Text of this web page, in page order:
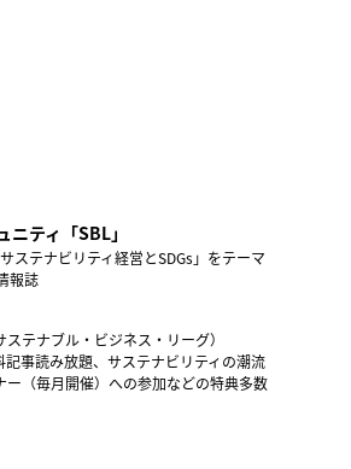
ティ「SBL」
ステナビリティ経営とSDGs」をテーマ
報誌
テナブル・ビジネス・リーグ）
事読み放題、サステナビリティの潮流
ー（毎月開催）への参加などの特典多数